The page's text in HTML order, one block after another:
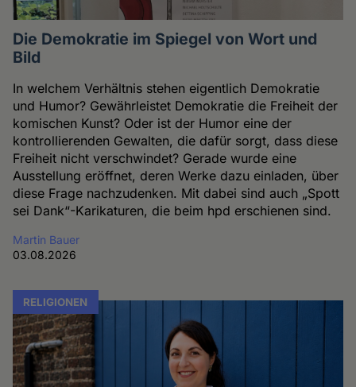
Die Demokratie im Spiegel von Wort und
Bild
In welchem Verhältnis stehen eigentlich Demokratie
und Humor? Gewährleistet Demokratie die Freiheit der
komischen Kunst? Oder ist der Humor eine der
kontrollierenden Gewalten, die dafür sorgt, dass diese
Freiheit nicht verschwindet? Gerade wurde eine
Ausstellung eröffnet, deren Werke dazu einladen, über
diese Frage nachzudenken. Mit dabei sind auch „Spott
sei Dank“-Karikaturen, die beim hpd erschienen sind.
Martin Bauer
03.08.2026
RELIGIONEN